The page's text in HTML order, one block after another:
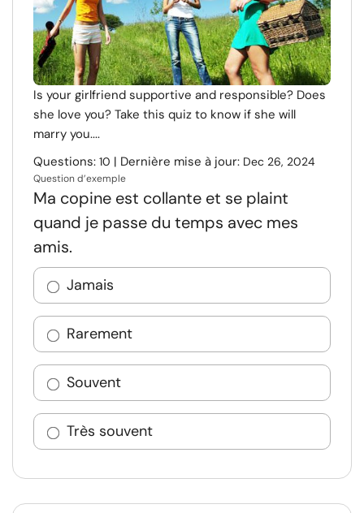
Is your girlfriend supportive and responsible? Does
she love you? Take this quiz to know if she will
marry you....
Questions: 10 | Dernière mise à jour: Dec 26, 2024
Question d’exemple
Ma copine est collante et se plaint
quand je passe du temps avec mes
amis.
Jamais
Rarement
Souvent
Très souvent